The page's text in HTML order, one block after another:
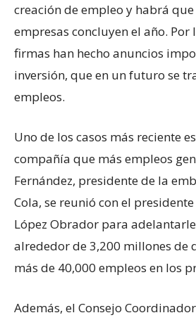
creación de empleo y habrá que
empresas concluyen el año.
firmas han hecho anuncios
inversión, que en un futuro se
empleos.
Uno de los casos más reciente
compañía que más empleos
Fernández, presidente de la
Cola, se reunió con el
López Obrador para
alrededor de 3,200 millones de
más de 40,000 empleos en los
Además, el Consejo